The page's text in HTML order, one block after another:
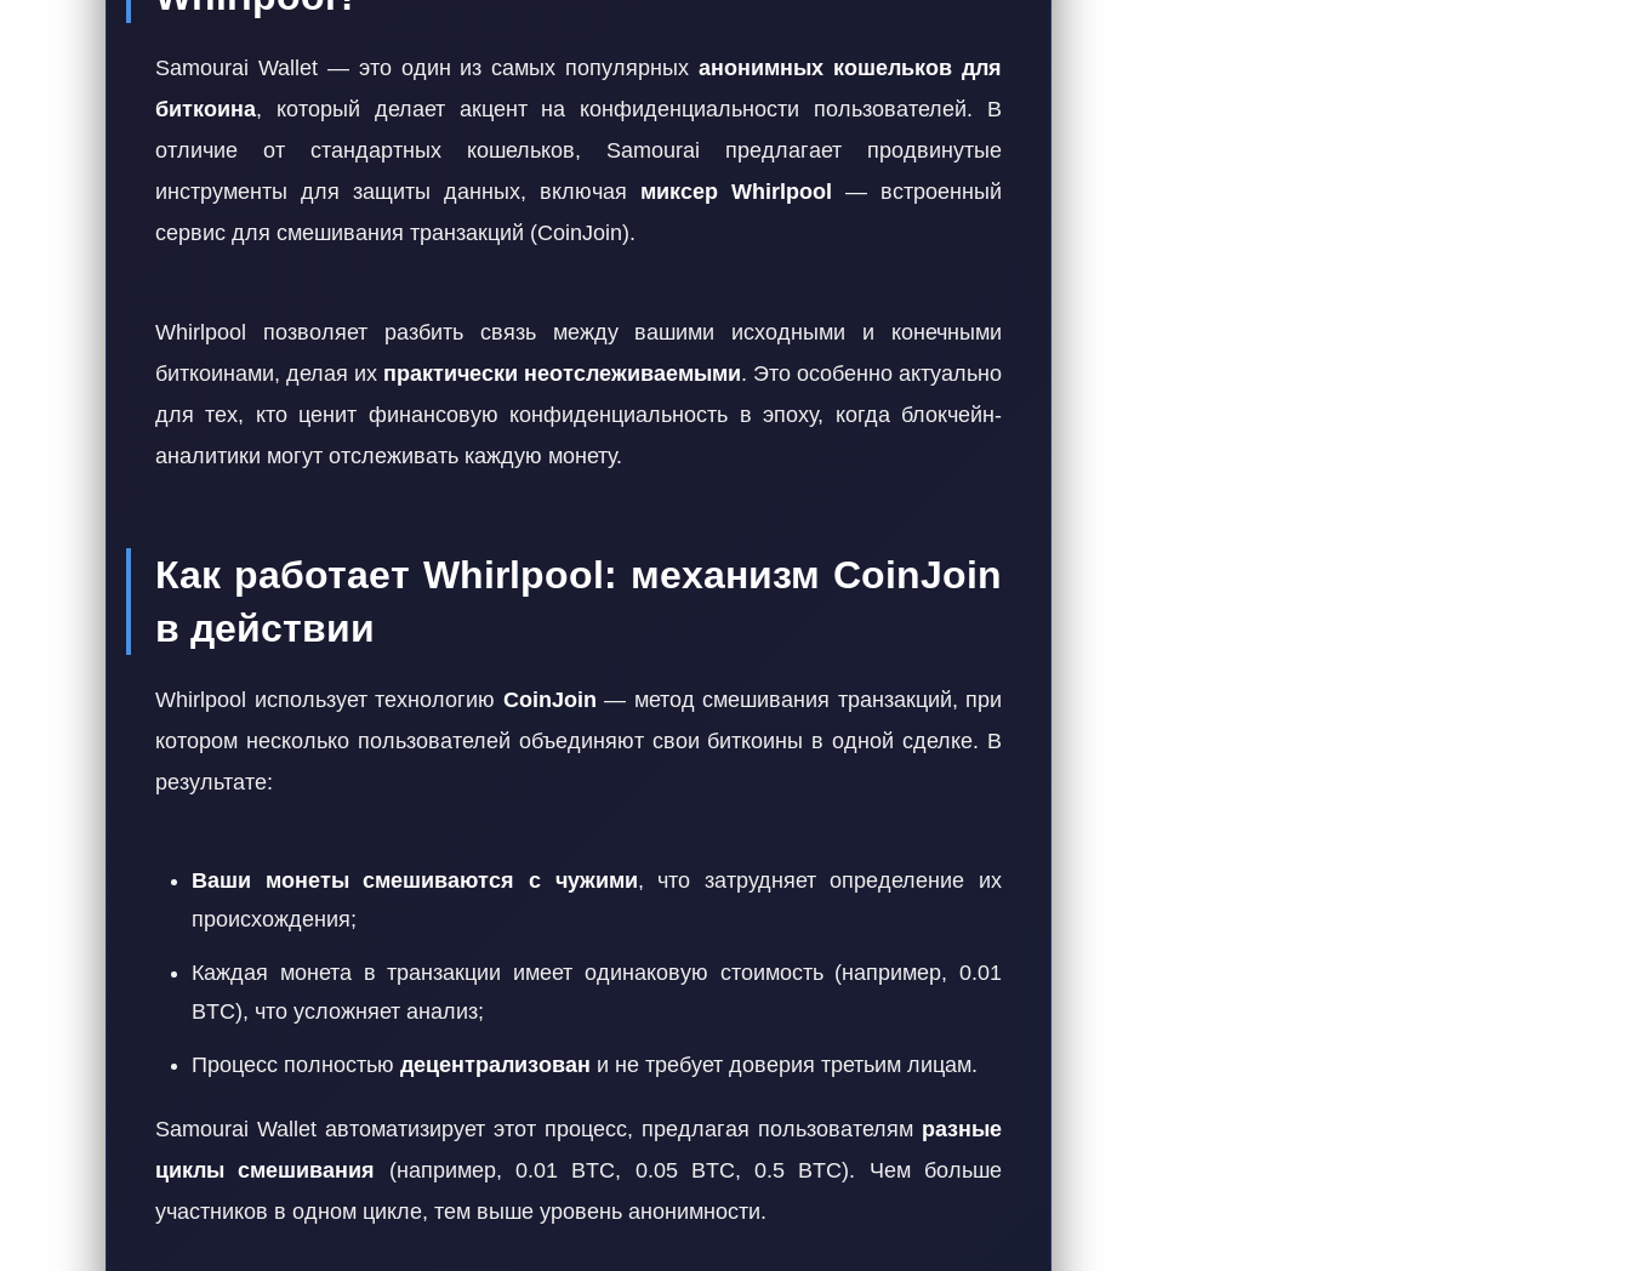
Samourai Wallet — это один из самых популярныханонимных кошельков для
биткоина, который делает акцент на конфиденциальности пользователей. В
отличие от стандартных кошельков, Samourai предлагает продвинутые
инструменты для защиты данных, включая миксер Whirlpool
— встроенный
сервис для смешивания транзакций (CoinJoin).
Whirlpool позволяет разбить связь между вашими исходными и конечными
биткоинами, делая их практически неотслеживаемыми. Это особенно актуально
для тех, кто ценит финансовую конфиденциальность в эпоху, когда блокчейн-
аналитики могут отслеживать каждую монету.
Как работает Whirlpool: механизм CoinJoin
в действии
Whirlpool использует технологию CoinJoin — метод смешивания транзакций, при
котором несколько пользователей объединяют свои биткоины в одной сделке. В
результате:
Ваши монеты смешиваются с чужими, что затрудняет определение их
происхождения;
Каждая монета в транзакции имеет одинаковую стоимость (например, 0.01
BTC), что усложняет анализ;
Процесс полностью децентрализован и не требует доверия третьим лицам.
Samourai Wallet автоматизирует этот процесс, предлагая пользователям разные
циклы смешивания (например, 0.01 BTC, 0.05 BTC, 0.5 BTC). Чем больше
участников в одном цикле, тем выше уровень анонимности.